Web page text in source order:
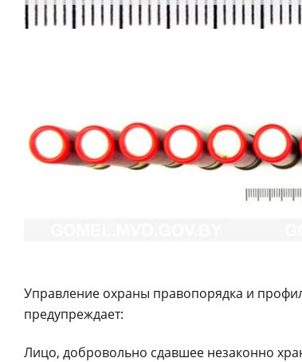
Управление охраны правопорядка и
предупреждает:
Лицо, добровольно сдавшее незаконно